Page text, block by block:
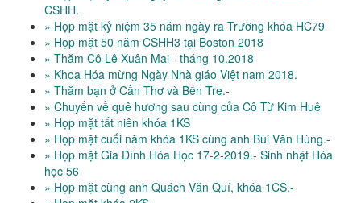
CSHH.
» Họp mặt kỷ niệm 35 năm ngày ra Trường khóa HC79
» Họp mặt 50 năm CSHH3 tại Boston 2018
» Thăm Cô Lê Xuân Mai - tháng 10.2018
» Khoa Hóa mừng Ngày Nhà giáo Việt nam 2018.
» Thăm bạn ở Cần Thơ và Bến Tre.-
» Chuyến về quê hương sau cùng của Cô Từ Kim Huê
» Họp mặt tất niên khóa 1KS
» Họp mặt cuối năm khóa 1KS cùng anh Bùi Văn Hùng.-
» Họp mặt Gia Đình Hóa Học 17-2-2019.- Sinh nhật Hóa
học 56
» Họp mặt cùng anh Quách Văn Quí, khóa 1CS.-